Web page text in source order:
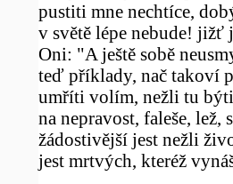
pustiti mne nechtíce,
v světě lépe nebude! jižť
Oni: "A ještě sobě
teď příklady, nač takoví
umříti volím, nežli tu
na nepravost, faleše,
žádostivější jest nežli
jest mrtvých, kteréž